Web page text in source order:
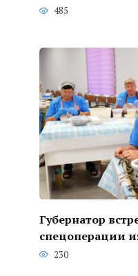
485
Губернатор
спецоперации
230